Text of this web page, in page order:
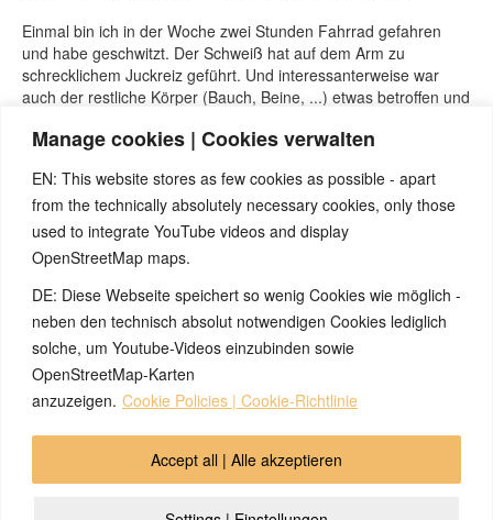
Manage cookies | Cookies verwalten
EN: This website stores as few cookies as possible - apart
from the technically absolutely necessary cookies, only those
used to integrate YouTube videos and display
OpenStreetMap maps.
DE: Diese Webseite speichert so wenig Cookies wie möglich -
neben den technisch absolut notwendigen Cookies lediglich
solche, um Youtube-Videos einzubinden sowie
OpenStreetMap-Karten
anzuzeigen. Cookie Policies | Cookie-Richtlinie
Accept all | Alle akzeptieren
Einmal bin ich in der Woche zwei Stunden Fahrrad gefahren
und habe geschwitzt. Der Schweiß hat auf dem Arm zu
schrecklichem Juckreiz geführt. Und interessanterweise war
auch der restliche Körper (Bauch, Beine, ...) etwas betroffen und
waren also auch noch andere Nervenbereiche mit sehr geringer
Note: Have you also had exciting experiences with the 5BL? If
so, it would be great if you could send us an anonymized report
so that we can publish it in the archive and everyone can benefit
from your experiences. Thank you very much!
© 2026 by Ingmar Marquardt
Impressum Privacy Policy